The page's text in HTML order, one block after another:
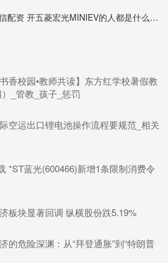
公信配资 开五菱宏光MINIEV的人都是什么样的人呢?
香校园•教师共读】东方红学校暑假教
_管教_孩子_惩罚
空运出口锂电池操作流程要规范_相关
*ST蓝光(600466)新增1条限制消费令
板块显著回调 纵横股份跌5.19%
的危险深渊：从“拜登通胀”到“特朗普